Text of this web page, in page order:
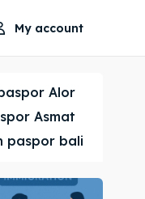
My account
Alor
Asmat
paspor bali